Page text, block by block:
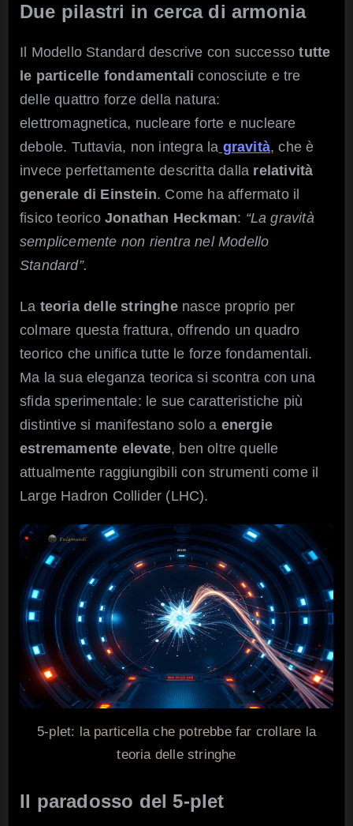
Due pilastri in cerca di armonia
Il Modello Standard descrive con successotutte
le particelle fondamentali conosciute e tre
delle quattro forze della natura:
elettromagnetica, nucleare forte e nucleare
debole. Tuttavia, non integra la gravità, che è
invece perfettamente descritta dalla relatività
generale di Einstein. Come ha affermato il
fisico teorico Jonathan Heckman: “La gravità
semplicemente non rientra nel Modello
Standard”.
La teoria delle stringhenasce proprio per
colmare questa frattura, offrendo un quadro
teorico che unifica tutte le forze fondamentali.
Ma la sua eleganza teorica si scontra con una
sfida sperimentale: le sue caratteristiche più
distintive si manifestano solo a energie
estremamente elevate, ben oltre quelle
attualmente raggiungibili con strumenti come il
Large Hadron Collider (LHC).
5-plet: la particella che potrebbe far crollare la
teoria delle stringhe
Il paradosso del 5-plet